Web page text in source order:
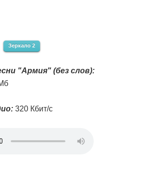
Зеркало 2
"Армия" (без слов):
320 Кбит/с